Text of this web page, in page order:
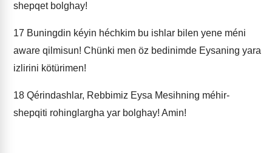
shepqet bolghay!
17 Buningdin kéyin héchkim bu ishlar bilen yene méni
aware qilmisun! Chünki men öz bedinimde Eysaning yara
izlirini kötürimen!
18 Qérindashlar, Rebbimiz Eysa Mesihning méhir-
shepqiti rohinglargha yar bolghay! Amin!